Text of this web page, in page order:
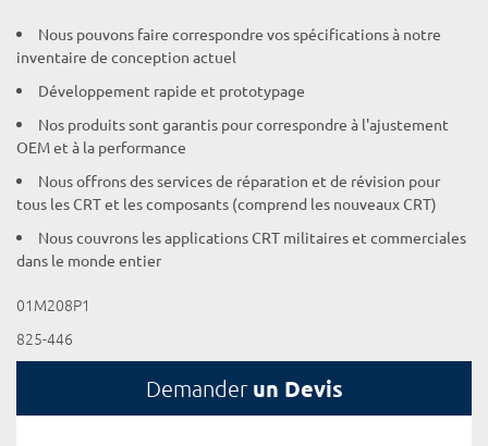
Nous pouvons faire correspondre vos spécifications à notre
inventaire de conception actuel
Développement rapide et prototypage
Nos produits sont garantis pour correspondre à l'ajustement
OEM et à la performance
Nous offrons des services de réparation et de révision pour
tous les CRT et les composants (comprend les nouveaux CRT)
Nous couvrons les applications CRT militaires et commerciales
dans le monde entier
01M208P1
825-446
Demander un Devis